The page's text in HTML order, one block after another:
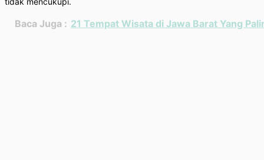
Baca Juga : 21 Tempat Wisata di Jawa Barat Yang